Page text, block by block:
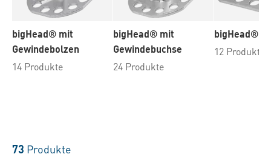
bigHead® mit
Gewindebolzen
14 Produkte
bigHead® mit
Gewindebuchse
24 Produkte
bigHead®
12 Produkte
73 Produkte